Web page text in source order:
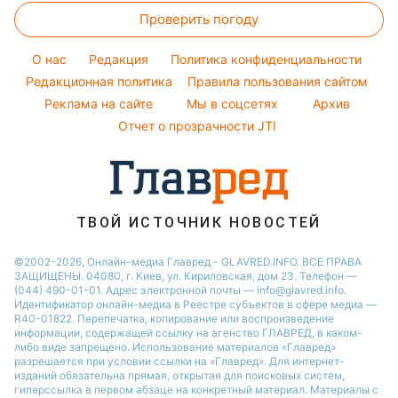
Новости Полтавы
Новости Сум
Новости Черкассы
Новости Ровно
Настя Каменских
Виталий Козловский
Потап
София Ротару
Ольга Сумская
Окрашивание волос
Красивый маникюр
Оптические иллюзии
Народные приметы
Все о шоу-бизнесе
Простые блюда
Легкие десерты
Напитки
Праздничное меню
Проверить погоду
O нас Редакция
Политика конфиденциальности
Редакционная политика
Правила пользования сайтом
Реклама на сайте
Мы в соцсетях
Архив
Отчет о прозрачности JTI
ТВОЙ ИСТОЧНИК НОВОСТЕЙ
©2002-2026, Онлайн-медиа Главред - GLAVRED.INFO. ВСЕ ПРАВА
ЗАЩИЩЕНЫ. 04080, г. Киев, ул. Кириловская, дом 23. Телефон —
(044) 490-01-01. Адрес электронной почты — info@glavred.info.
Идентификатор онлайн-медиа в Реестре cубъектов в сфере медиа —
R40-01822. Перепечатка, копирование или воспроизведение
информации, содержащей ссылку на агенство ГЛАВРЕД, в каком-
либо виде запрещено. Использование материалов «Главред»
разрешается при условии ссылки на «Главред». Для интернет-
изданий обязательна прямая, открытая для поисковых систем,
гиперссылка в первом абзаце на конкретный материал. Материалы с